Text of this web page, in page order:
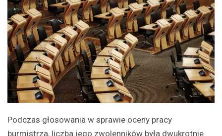
Podczas głosowania w sprawie oceny pracy
burmistrza, liczba jego zwolenników była dwukrotnie